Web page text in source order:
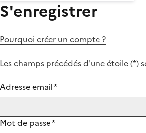
S'enregistrer
Pourquoi créer un compte ?
Les champs précédés d'une étoile (*)
Adresse email*
Mot de passe*